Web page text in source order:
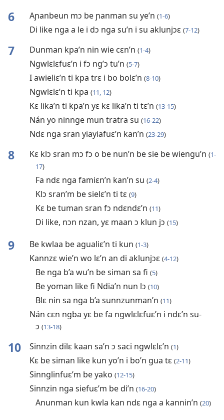
6 Aɲanbeun mɔ be ɲanman su ye’n (1-6)
Di like nga a le i dɔ nga su’n i su aklunjɔɛ (7-12)
7 Dunman kpa’n nin wie cɛn’n (1-4)
Ngwlɛlɛfuɛ’n i fɔ ng’ɔ tu’n (5-7)
I awieliɛ’n ti kpa trɛ i bo bolɛ’n (8-10)
Ngwlɛlɛ’n ti kpa (11, 12)
Kɛ lika’n ti kpa’n yɛ kɛ lika’n ti tɛ’n (13-15)
Nán yo ninnge mun tratra su (16-22)
Ndɛ nga sran yiayiafuɛ’n kan’n (23-29)
8 Kɛ klɔ sran mɔ fɔ o be nun’n be sie be wiengu’n (1-
17)
Fa ndɛ nga famiɛn’n kan’n su (2-4)
Klɔ sran’m be sielɛ’n ti tɛ (9)
Kɛ be tuman sran fɔ ndɛndɛ’n (11)
Di like, nɔn nzan, yɛ maan ɔ klun jɔ (15)
9 Be kwlaa be agualiɛ’n ti kun (1-3)
Kannzɛ wie’n wo lɛ’n an di aklunjɔɛ (4-12)
Be nga b’a wu’n be siman sa fi (5)
Be yoman like fi Ndia’n nun lɔ (10)
Blɛ nin sa nga b’a sunnzunman’n (11)
Nán cɛn ngba yɛ be fa ngwlɛlɛfuɛ’n i ndɛ’n su-
ɔ (13-18)
10 Sinnzin dilɛ kaan sa’n ɔ saci ngwlɛlɛ’n (1)
Kɛ be siman like kun yo’n i bo’n gua tɛ (2-11)
Sinnglinfuɛ’m be yako (12-15)
Sinnzin nga siefuɛ’m be di’n (16-20)
Anunman kun kwla kan ndɛ nga a kannin’n (20)